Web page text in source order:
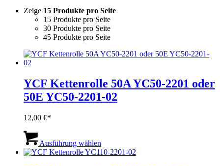
Zeige 15 Produkte pro Seite
15 Produkte pro Seite
30 Produkte pro Seite
45 Produkte pro Seite
YCF Kettenrolle 50A YC50-2201 oder
50E YC50-2201-02
12,00 €
Ausführung wählen
weist